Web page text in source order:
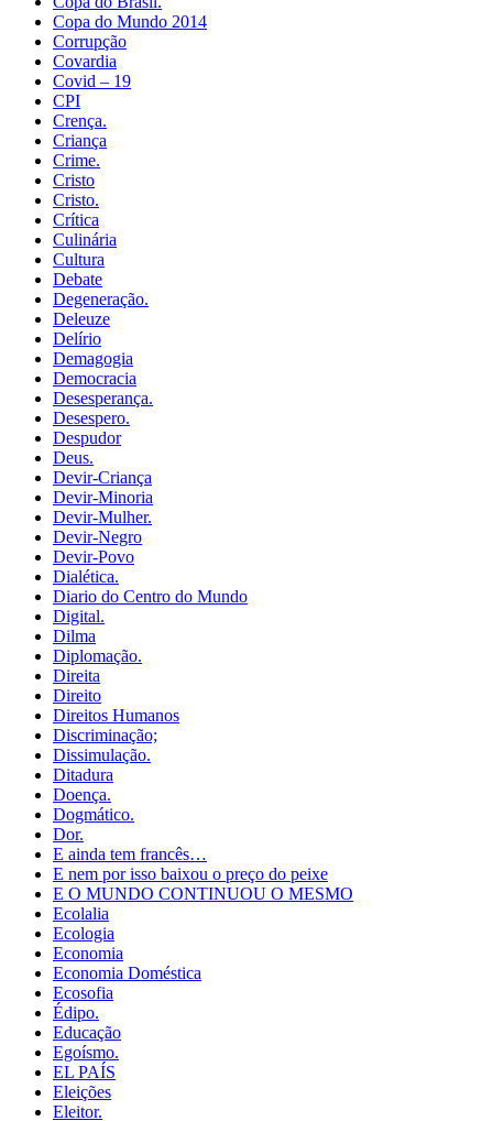
Copa do Mundo 2014
Corrupção
Covardia
Covid – 19
CPI
Crença.
Criança
Crime.
Cristo
Cristo.
Crítica
Culinária
Cultura
Debate
Degeneração.
Deleuze
Delírio
Demagogia
Democracia
Desesperança.
Desespero.
Despudor
Deus.
Devir-Criança
Devir-Minoria
Devir-Mulher.
Devir-Negro
Devir-Povo
Dialética.
Diario do Centro do Mundo
Digital.
Dilma
Diplomação.
Direita
Direito
Direitos Humanos
Discriminação;
Dissimulação.
Ditadura
Doença.
Dogmático.
Dor.
E ainda tem francês…
E nem por isso baixou o preço do peixe
E O MUNDO CONTINUOU O MESMO
Ecolalia
Ecologia
Economia
Economia Doméstica
Ecosofia
Édipo.
Educação
Egoísmo.
EL PAÍS
Eleições
Eleitor.